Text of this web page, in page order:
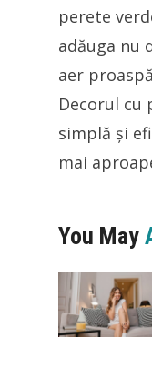
perete
adăuga nu
aer
Decorul cu
simplă și
mai
You May